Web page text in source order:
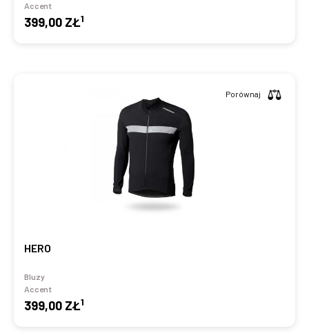
Accent
399,00 ZŁ1
HERO
Bluzy
Accent
399,00 ZŁ1
Porównaj